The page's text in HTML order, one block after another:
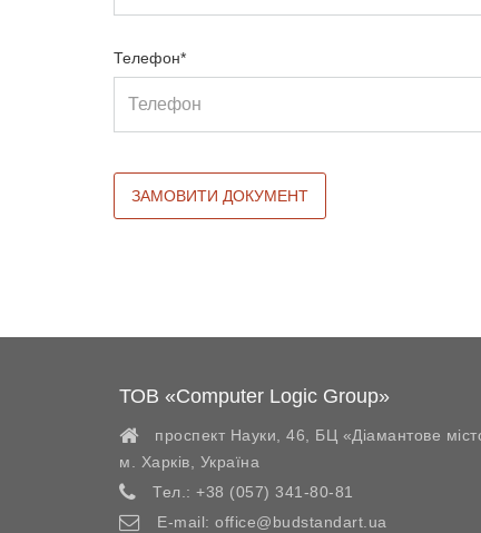
Телефон*
ТОВ «Computer Logic Group»
проспект Науки, 46, БЦ «Діамантове
м. Харків
Україна
Тел.: +38 (057) 341-80-81
E-mail: office@budstandart.ua